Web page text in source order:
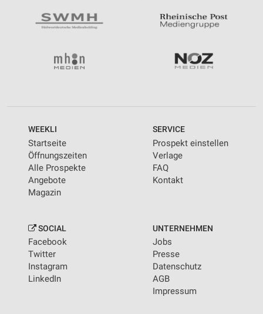
WEEKLI
Startseite
Öffnungszeiten
Alle Prospekte
Angebote
Magazin
SERVICE
Prospekt einstellen
Verlage
FAQ
Kontakt
SOCIAL
Facebook
Twitter
Instagram
LinkedIn
UNTERNEHMEN
Jobs
Presse
Datenschutz
AGB
Impressum